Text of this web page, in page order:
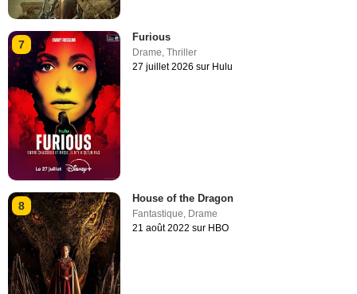
7
Furious
Drame,Thriller
27 juillet 2026 sur Hulu
8
House of the Dragon
Fantastique, Drame
21 août 2022 sur HBO